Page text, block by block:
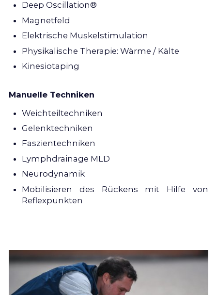
Deep Oscillation®
Magnetfeld
Elektrische Muskelstimulation
Physikalische Therapie: Wärme / Kälte
Kinesiotaping
Manuelle Techniken
Weichteiltechniken
Gelenktechniken
Faszientechniken
Lymphdrainage MLD
Neurodynamik
Mobilisieren des Rückens mit Hilfe von
Reflexpunkten